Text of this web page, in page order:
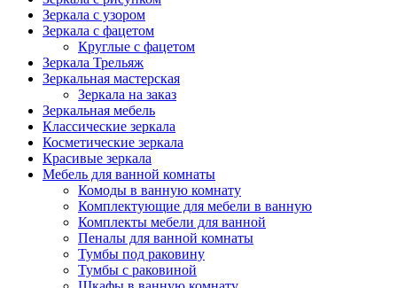
Зеркала с узором
Зеркала с фацетом
Круглые с фацетом
Зеркала Трельяж
Зеркальная мастерская
Зеркала на заказ
Зеркальная мебель
Классические зеркала
Косметические зеркала
Красивые зеркала
Мебель для ванной комнаты
Комоды в ванную комнату
Комплектующие для мебели в ванную
Комплекты мебели для ванной
Пеналы для ванной комнаты
Тумбы под раковину
Тумбы с раковиной